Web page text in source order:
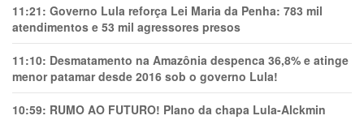
11:21: Governo Lula reforça Lei Maria da Penha: 783 mil
atendimentos e 53 mil agressores presos
11:10: Desmatamento na Amazônia despenca 36,8% e atinge
menor patamar desde 2016 sob o governo Lula!
10:59: RUMO AO FUTURO! Plano da chapa Lula-Alckmin